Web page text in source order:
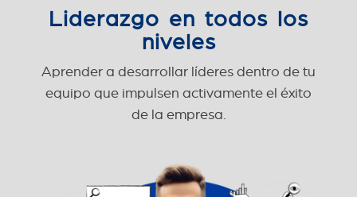
Liderazgo en todos los
niveles
Aprender a desarrollar líderes dentro de tu
equipo que impulsen activamente el éxito
de la empresa.